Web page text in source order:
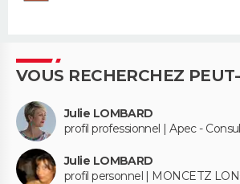
VOUS RECHERCHEZ
Julie LOMBARD
profil professionnel | Apec -
Julie LOMBARD
profil personnel | MONCETZ